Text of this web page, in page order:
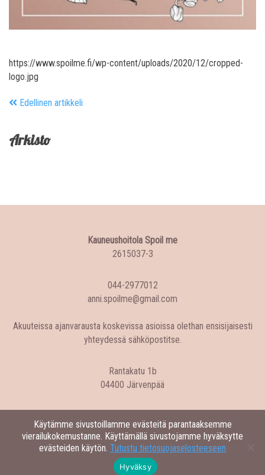
https://www.spoilme.fi/wp-content/uploads/2020/12/cropped-
logo.jpg
Edellinen artikkeli
Arkisto
Kauneushoitola Spoil me
2615037-3
044-2977012
anni.spoilme@gmail.com
Akuuteissa ajanvarausta koskevissa asioissa olethan ensisijaisesti
yhteydessä sähköpostitse.
Rantakatu 1b
04400 Järvenpää
Rekisteriseloste
Käytämme sivustoillamme evästeitä parantaaksemme
vierailukokemustanne. Käyttämällä sivustojamme hyväksytte
evästeiden käytön. Tutustu tietosuojaselosteeseen
Hyväksy